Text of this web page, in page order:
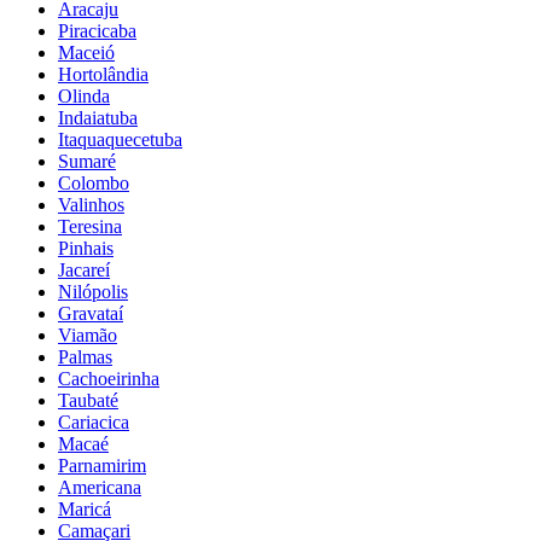
Aracaju
Piracicaba
Maceió
Hortolândia
Olinda
Indaiatuba
Itaquaquecetuba
Sumaré
Colombo
Valinhos
Teresina
Pinhais
Jacareí
Nilópolis
Gravataí
Viamão
Palmas
Cachoeirinha
Taubaté
Cariacica
Macaé
Parnamirim
Americana
Maricá
Camaçari